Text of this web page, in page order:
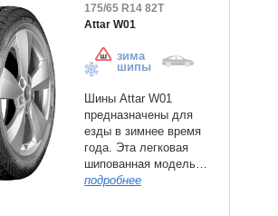
175/65 R14 82T
Attar W01
зима
шипы
Шины Attar W01
предназначены для
езды в зимнее время
года. Эта легковая
шипованная модель…
подробнее